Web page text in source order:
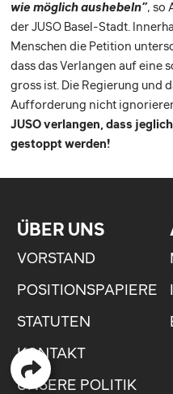
wie möglich aushebeln”, so
der JUSO Basel-Stadt.
Menschen die Petition
dass das Verlangen auf eine
gross ist. Die Regierung und
Aufforderung nicht
JUSO verlangen, dass
gestoppt werden!
ÜBER UNS
VORSTAND
POSITIONSPAPIERE
STATUTEN
KONTAKT
UNSERE POLITIK